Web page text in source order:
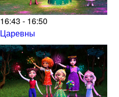
16:43 - 16:50
Царевны